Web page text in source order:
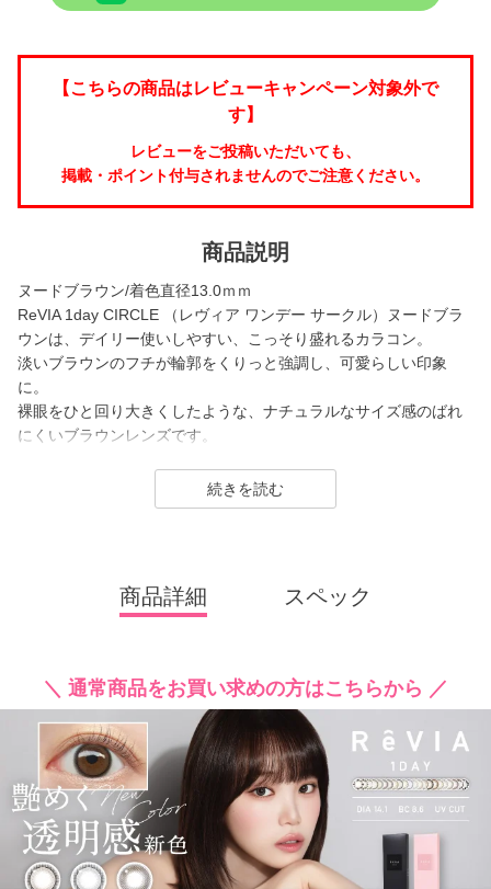
【こちらの商品はレビューキャンペーン対象外で
す】
レビューをご投稿いただいても、
掲載・ポイント付与されませんのでご注意ください。
商品説明
ヌードブラウン/着色直径13.0ｍｍ
ReVIA 1day CIRCLE （レヴィア ワンデー サークル）ヌードブラ
ウンは、デイリー使いしやすい、こっそり盛れるカラコン。
淡いブラウンのフチが輪郭をくりっと強調し、可愛らしい印象
に。
裸眼をひと回り大きくしたような、ナチュラルなサイズ感のばれ
にくいブラウンレンズです。
1day（ワンデー）／1month（ワンマンス）／CLEAR（クリア）
／Blue Light Barrier（ブルーライトバリア）／TORIC（トーリッ
らも印象的な瞳を演出します。
ージモデルに KIM CHAEWON（キム・チェウォン）さんが就任
し、イメージを一新しました。
新シリーズとして、CLEAR 2week（クリアツーウィーク）／CLE
AR TORIC（クリアトーリック）も誕生し、さらに充実したライ
ンナップに。
裸眼風のナチュラルデザインから、さりげなく盛れるタイプ、普
段使いに最適なサークルレンズ、クリアコンタクトレンズまで、
豊富なバリエーションで多くの方々の瞳に寄り添い続けていま
す。
続きを読む
商品詳細 スペック
＼ 通常商品をお買い求めの方はこちらから ／